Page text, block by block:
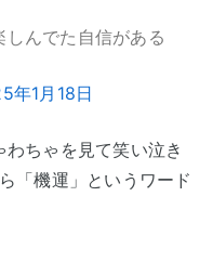
んでた自信がある
年1月18日
ちゃを見て笑い泣き
「機運」というワード